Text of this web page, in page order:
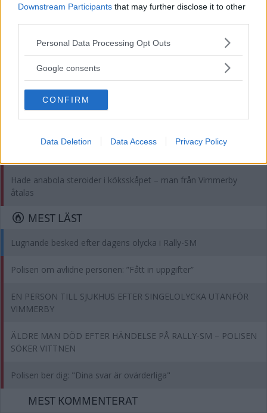
Downstream Participants that may further disclose it to other
Please note that this website/app uses one or more Google
not limited to your visit or usage behaviour. You may click to
use your data for below specified purposes in below Google
consent section.
Personal Data Processing Opt Outs
Google consents
CONFIRM
Data Deletion Data Access Privacy Policy
Läs in fler nyheter
SENASTE
Positiv nyhet: antalet inbrott och stölder dyker
Fina initiativet för legenden – "Jag blev verkligen rörd över det"
Hade anabola steroider i köksskåpet – man från Vimmerby
åtalas
MEST LÄST
Lugnande besked efter dagens olycka i Rally-SM
Polisen om avlidne personen: ”Fått in uppgifter”
EN PERSON TILL SJUKHUS EFTER SINGELOLYCKA UTANFÖR
VIMMERBY
ÄLDRE MAN DÖD EFTER HÄNDELSE PÅ RALLY-SM – POLISEN
SÖKER VITTNEN
Polisen ber dig: "Dina svar är ovärderliga"
MEST KOMMENTERAT